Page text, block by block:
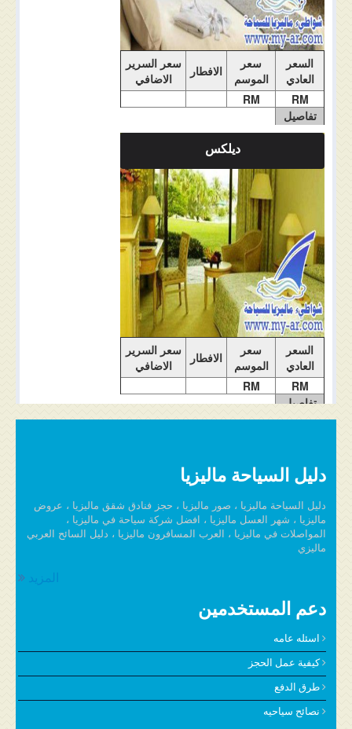
السعر
العادي
سعر
الموسم
الافطار
سعر السرير
الاضافي
RM
RM
تفاصيل
الغرفة
ديلكس
السعر
العادي
سعر
الموسم
الافطار
سعر السرير
الاضافي
RM
RM
تفاصيل
الغرفة
ملاحضات الغرفة
دليل السياحة ماليزيا
دليل السياحة ماليزيا ، صور ماليزيا ، حجز فنادق شقق ماليزيا ، عروض
ماليزيا ، شهر العسل ماليزيا ، افضل شركة سياحة في ماليزيا ،
المواصلات في ماليزيا ، العرب المسافرون ماليزيا ، دليل السائح العربي
ماليزي
المزيد
دعم المستخدمين
اسئله عامه
كيفية عمل الحجز
طرق الدفع
نصائح سياحيه